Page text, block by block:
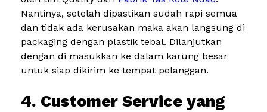
Nantinya, setelah dipastikan sudah rapi semua
dan tidak ada kerusakan maka akan langsung di
packaging dengan plastik tebal. Dilanjutkan
dengan di masukkan ke dalam karung besar
untuk siap dikirim ke tempat pelanggan.
4. Customer Service yang